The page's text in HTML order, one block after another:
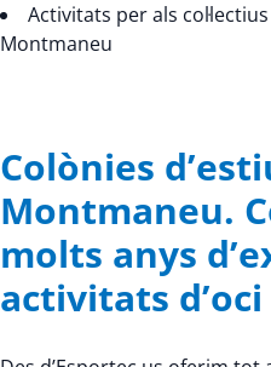
Activitats per als
Montmaneu
Colònies
Montmaneu.
molts anys
activitats